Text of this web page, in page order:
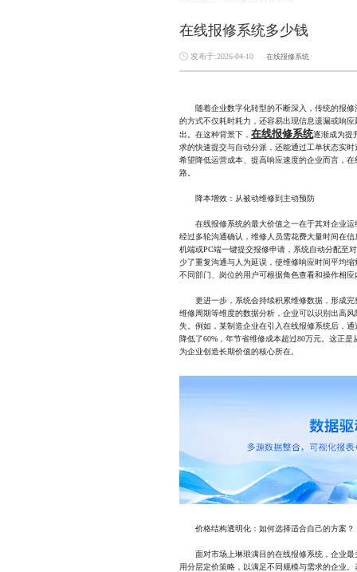
在线报修系统多少钱
发布于:2026-04-10 在线报修系统
随着企业数字化转型的不断深入，传统的报修
的方式不仅耗时耗力，还容易出现信息遗漏或响
出。在这种背景下， 在线报修系统逐渐成为提
求的快速提交与自动分派，还能通过工单状态实
希望降低运营成本、提高响应速度的企业而言，
路。
降本增效：从被动维修到主动预防
在线报修系统的最大价值之一在于其对企业运
经过多轮沟通确认，维修人员需花费大量时间在
机端或PC端一键提交报修申请，系统自动分配至
少了重复沟通与人为延误，使维修响应时间平均
不同部门、岗位的用户可根据角色查看和操作相
更进一步，系统会持续积累维修数据，形成完
维修周期等维度的数据分析，企业可以识别出高
失。例如，某制造企业在引入在线报修系统后，
降低了60%，年节省维修成本超过80万元。这正
为企业创造长期价值的核心所在。
价格结构透明化：如何选择适合自己的方案？
面对市场上琳琅满目的在线报修系统，企业最
用分层定价策略，以满足不同规模与需求的企业